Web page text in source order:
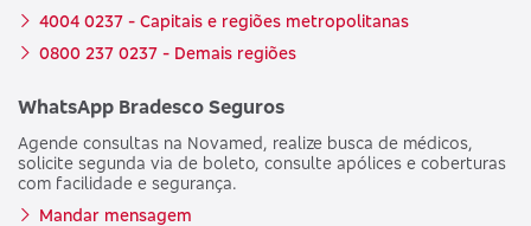
4004 0237 - Capitais e regiões metropolitanas
0800 237 0237 - Demais regiões
WhatsApp Bradesco Seguros
Agende consultas na Novamed, realize busca de médicos,
solicite segunda via de boleto, consulte apólices e coberturas
com facilidade e segurança.
Mandar mensagem